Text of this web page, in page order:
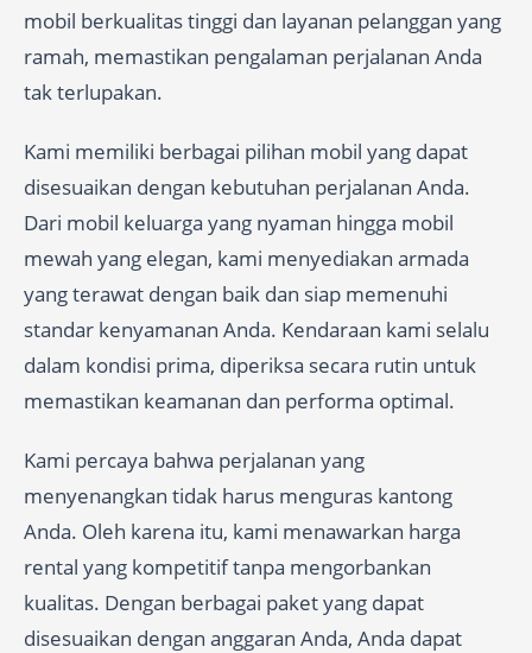
mobil berkualitas tinggi dan layanan pelanggan yang
ramah, memastikan pengalaman perjalanan Anda
tak terlupakan.
Kami memiliki berbagai pilihan mobil yang dapat
disesuaikan dengan kebutuhan perjalanan Anda.
Dari mobil keluarga yang nyaman hingga mobil
mewah yang elegan, kami menyediakan armada
yang terawat dengan baik dan siap memenuhi
standar kenyamanan Anda. Kendaraan kami selalu
dalam kondisi prima, diperiksa secara rutin untuk
memastikan keamanan dan performa optimal.
Kami percaya bahwa perjalanan yang
menyenangkan tidak harus menguras kantong
Anda. Oleh karena itu, kami menawarkan harga
rental yang kompetitif tanpa mengorbankan
kualitas. Dengan berbagai paket yang dapat
disesuaikan dengan anggaran Anda, Anda dapat